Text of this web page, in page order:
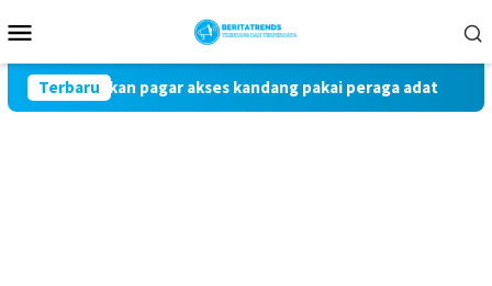
ke
Mobile
Terbarupagar akses kandang pakai peraga adat